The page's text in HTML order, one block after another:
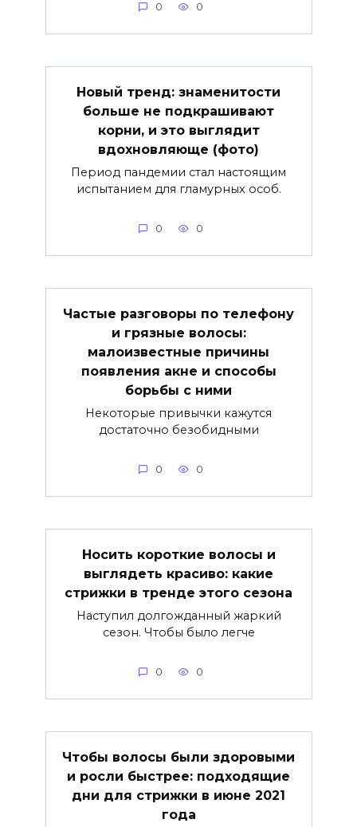
0 0
Новый тренд: знаменитости
больше не подкрашивают
корни, и это выглядит
вдохновляюще (фото)
Период пандемии стал настоящим
испытанием для гламурных особ.
0 0
Частые разговоры по телефону
и грязные волосы:
малоизвестные причины
появления акне и способы
борьбы с ними
Некоторые привычки кажутся
достаточно безобидными
0 0
Носить короткие волосы и
выглядеть красиво: какие
стрижки в тренде этого сезона
Наступил долгожданный жаркий
сезон. Чтобы было легче
0 0
Чтобы волосы были здоровыми
и росли быстрее: подходящие
дни для стрижки в июне 2021
года